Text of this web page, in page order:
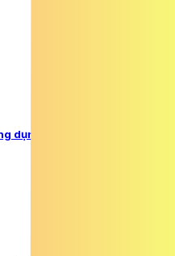
dụng vận động điều trị bệnh